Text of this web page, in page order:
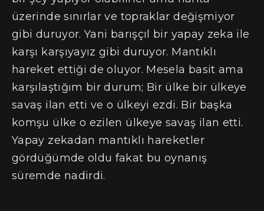
üzerinde sınırlar ve topraklar değişmiyor
gibi duruyor. Yani barışçıl bir yapay zeka ile
karşı karşıyayız gibi duruyor. Mantıklı
hareket ettiği de oluyor. Mesela basit ama
karşılaştığım bir durum; Bir ülke bir ülkeye
savaş ilan etti ve o ülkeyi ezdi. Bir başka
komşu ülke o ezilen ülkeye savaş ilan etti.
Yapay zekadan mantıklı hareketler
gördüğümde oldu fakat bu oynanış
süremde nadirdi.